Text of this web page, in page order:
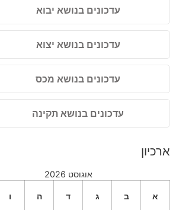
עדכונים בנושא יבוא
עדכונים בנושא יצוא
עדכונים בנושא מכס
עדכונים בנושא תקינה
ארכיון
אוגוסט 2026
א ב ג ד ה ו